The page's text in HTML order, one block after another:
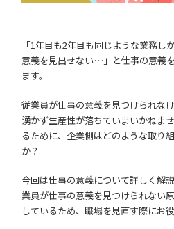
「1年目も2年目も同じような業務
意義を見出せない…」と仕事の意義
ます。
従業員が仕事の意義を見つけられな
湧かず生産性が落ちていまいかねま
るために、企業側はどのような取り
か？
今回は仕事の意義について詳しく解
業員が仕事の意義を見つけられない
しているため、職場を見直す際にお